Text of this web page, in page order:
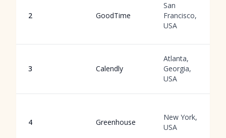
2 GoodTime
San
Francisco,
USA
3 Calendly
Atlanta,
Georgia,
USA
4 Greenhouse
New York,
USA